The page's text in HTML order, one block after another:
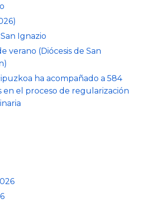
Ignazio
verano (Diócesis de San
ha acompañado a 584
en el proceso de regularización